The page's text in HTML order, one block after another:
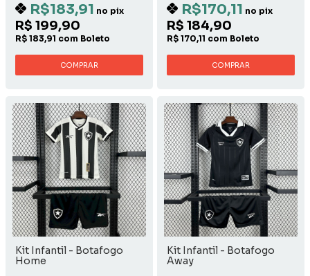
R$183,91 no pix
R$ 199,90
R$ 183,91 com Boleto
COMPRAR
R$170,11 no pix
R$ 184,90
R$ 170,11 com Boleto
COMPRAR
Kit Infantil - Botafogo
Home
Kit Infantil - Botafogo
Away